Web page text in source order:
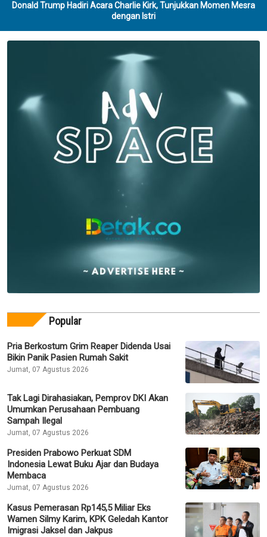
Donald Trump Hadiri Acara Charlie Kirk, Tunjukkan Momen Mesra
dengan Istri
Popular
Pria Berkostum Grim Reaper Didenda Usai
Bikin Panik Pasien Rumah Sakit
Jumat, 07 Agustus 2026
Tak Lagi Dirahasiakan, Pemprov DKI Akan
Umumkan Perusahaan Pembuang
Sampah Ilegal
Jumat, 07 Agustus 2026
Presiden Prabowo Perkuat SDM
Indonesia Lewat Buku Ajar dan Budaya
Membaca
Jumat, 07 Agustus 2026
Kasus Pemerasan Rp145,5 Miliar Eks
Wamen Silmy Karim, KPK Geledah Kantor
Imigrasi Jaksel dan Jakpus